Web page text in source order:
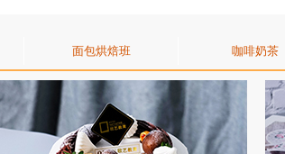
面包烘焙班 咖啡奶茶